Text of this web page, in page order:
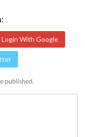
Login With Google
published.